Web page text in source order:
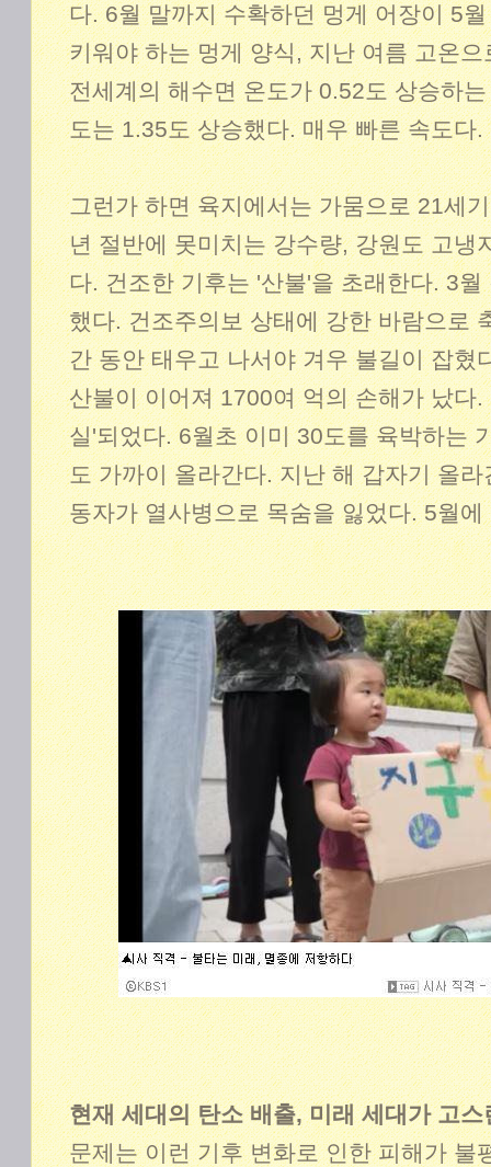
다. 6월 말까지 수확하던 멍게 어장이 5
키워야 하는 멍게 양식, 지난 여름 고온
전세계의 해수면 온도가 0.52도 상승하
도는 1.35도 상승했다. 매우 빠른 속도다.
그런가 하면 육지에서는 가뭄으로 21세
년 절반에 못미치는 강수량, 강원도 고냉
다. 건조한 기후는 '산불'을 초래한다. 3
했다. 건조주의보 상태에 강한 바람으로
간 동안 태우고 나서야 겨우 불길이 잡혔
산불이 이어져 1700여 억의 손해가 났다
실'되었다. 6월초 이미 30도를 육박하는
도 가까이 올라간다. 지난 해 갑자기 올
동자가 열사병으로 목숨을 잃었다. 5월
현재 세대의 탄소 배출, 미래 세대가 고
문제는 이런 기후 변화로 인한 피해가 불